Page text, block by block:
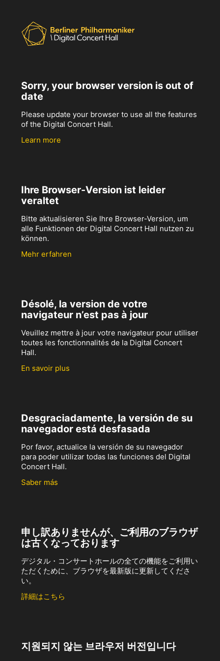
Sorry, your browser version is out of
date
Please update your browser to use all the features
of the Digital Concert Hall.
Learn more
Ihre Browser-Version ist leider
veraltet
Bitte aktualisieren Sie Ihre Browser-Version, um
alle Funktionen der Digital Concert Hall nutzen zu
können.
Mehr erfahren
Désolé, la version de votre
navigateur n’est pas à jour
Veuillez mettre à jour votre navigateur pour utiliser
toutes les fonctionnalités de la Digital Concert
Hall.
En savoir plus
Desgraciadamente, la versión de su
navegador está desfasada
Por favor, actualice la versión de su navegador
para poder utilizar todas las funciones del Digital
Concert Hall.
Saber más
申し訳ありませんが、ご利用のブラウザ
は古くなっております
デジタル・コンサートホールの全ての機能をご利用い
ただくために、ブラウザを最新版に更新してくださ
い。
詳細はこちら
지원되지 않는 브라우저 버전입니다